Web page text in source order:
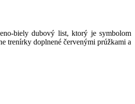
biely dubový list, ktorý je symbolom
trenírky doplnené červenými prúžkami a